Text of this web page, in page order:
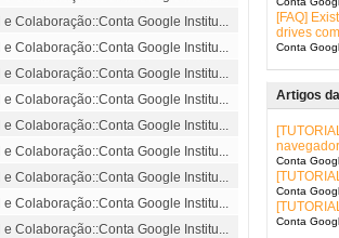
[FAQ]
drives
Conta
Artigos
navegador
Conta
Conta
Conta
e Colaboração::Conta Google Institu...
e Colaboração::Conta Google Institu...
e Colaboração::Conta Google Institu...
e Colaboração::Conta Google Institu...
e Colaboração::Conta Google Institu...
e Colaboração::Conta Google Institu...
e Colaboração::Conta Google Institu...
e Colaboração::Conta Google Institu...
e Colaboração::Conta Google Institu...